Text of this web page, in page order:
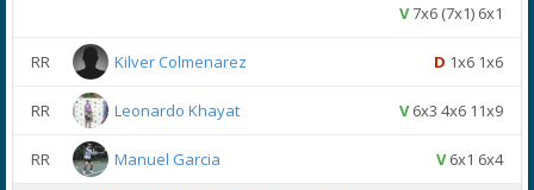
V7x6 (7x1) 6x1
RR Kilver Colmenarez D 1x6 1x6
RR Leonardo Khayat V6x3 4x6 11x9
RR Manuel Garcia V6x1 6x4